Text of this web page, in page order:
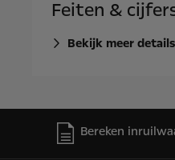
Feiten &
Bekijk meer details
Bereken